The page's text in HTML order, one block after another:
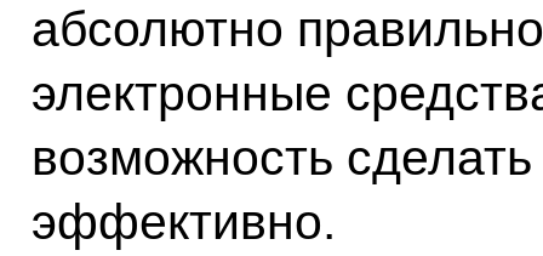
абсолютно
электронные
возможность
эффективно.